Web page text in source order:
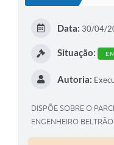
Data: 30/04/
Situação:
Autoria:
DISPÕE SOBRE O
ENGENHEIRO